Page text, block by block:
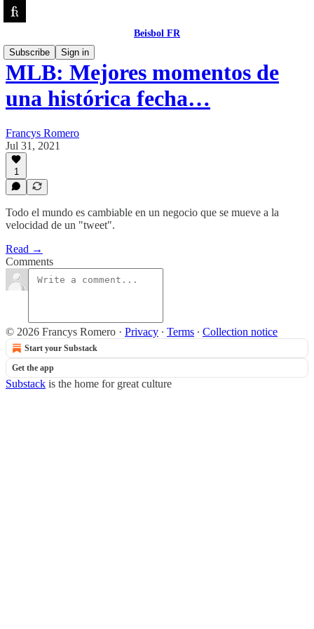
Beisbol FR
Subscribe
Sign in
MLB: Mejores momentos de
una histórica fecha…
Francys Romero
Jul 31, 2021
1
Todo el mundo es cambiable en un negocio que se mueve a la
velocidad de un "tweet".
Read →
Comments
© 2026 Francys Romero · Privacy ∙ Terms ∙ Collection notice
Start your Substack
Get the app
Substack is the home for great culture